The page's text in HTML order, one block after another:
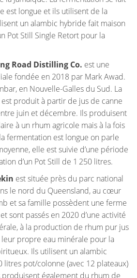
est longue et ils utilisent de la
un alambic hybride fait maison
Pot Still Single Retort pour la
Road Distilling Co. est une
fondée en 2018 par Mark Awad.
en Nouvelle-Galles du Sud. La
produit à partir de jus de canne
juin et décembre. Ils produisent
à un rhum agricole mais à la fois
fermentation est longue on parle
elle est suivie d’une période
d’un Pot Still de 1 250 litres.
est située près du parc national
le nord du Queensland, au cœur
et sa famille possèdent une ferme
sont passés en 2020 d’une activité
à la production de rhum pur jus
propre eau minérale pour la
Ils utilisent un alambic
litres pot/colonne (avec 12 plateaux)
également du rhum de